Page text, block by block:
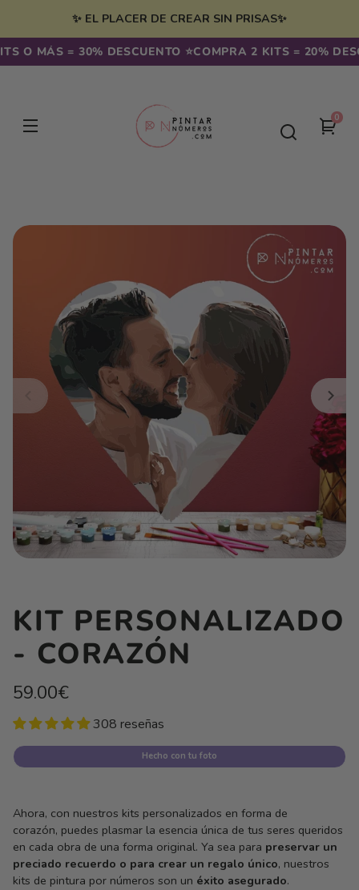
✨ EL PLACER DE CREAR SIN PRISAS✨
O MÁS = 30% DESCUENTO ⭐️COMPRA 2 KITS = 20%
Tu
00
directamente
KIT PERSONALIZADO
- CORAZÓN
Precio
habitual
59.00€
unitario
por 308 reseñas
Hecho con tu foto
Ahora, con nuestros kits personalizados en forma de
corazón, puedes plasmar la esencia única de tus seres queridos
en cada obra de una forma original. Ya sea para preservar un
preciado recuerdo o para crear un regalo único, nuestros
kits de pintura por números son un éxito asegurado.